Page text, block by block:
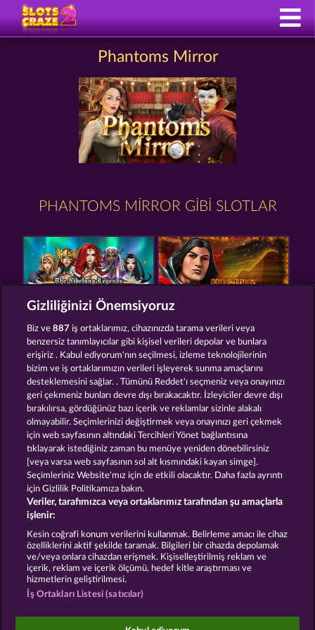
Phantoms Mirror
PHANTOMS MIRROR GIBI SLOTLAR
CRYSTAL BALL GATES OF ISHTAR
Hüküm ve Koşullar Gizlilik Beyanı Künye
Şirket SSS Facebook
İptal talebini gönder
Sosyal casino oyunları sadece eğlence amaçlıdır ve
Gizliliğinizi Önemsiyoruz
Biz ve887 iş ortaklarımız, cihazınızda tarama verileri veya
benzersiz tanımlayıcılar gibi kişisel verileri depolar ve bunlara
erişiriz . Kabul ediyorum'nın seçilmesi, izleme teknolojilerinin
bizim ve iş ortaklarımızın verileri işleyerek sunma amaçlarını
desteklemesini sağlar. . Tümünü Reddet'ı seçmeniz veya onayınızı
geri çekmeniz bunları devre dışı bırakacaktır. İzleyiciler devre dışı
bırakılırsa, gördüğünüz bazı içerik ve reklamlar sizinle alakalı
olmayabilir. Seçimlerinizi değiştirmek veya onayınızı geri çekmek
için web sayfasının altındaki Tercihleri Yönet bağlantısına
tıklayarak istediğiniz zaman bu menüye yeniden dönebilirsiniz
[veya varsa web sayfasının sol alt kısmındaki kayan simge].
Seçimleriniz Website'mız için de etkili olacaktır. Daha fazla ayrıntı
için Gizlilik Politikamıza bakın.
Veriler, tarafımızca veya ortaklarımız tarafından şu amaçlarla
işlenir:
Kesin coğrafi konum verilerini kullanmak. Belirleme amacı ile cihaz
özelliklerini aktif şekilde taramak. Bilgileri bir cihazda depolamak
ve/veya onlara cihazdan erişmek. Kişiselleştirilmiş reklam ve
içerik, reklam ve içerik ölçümü, hedef kitle araştırması ve
hizmetlerin geliştirilmesi.
İş Ortakları Listesi (satıcılar)